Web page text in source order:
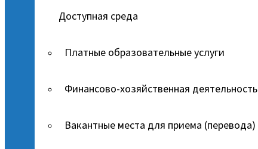
Доступная среда
Платные образовательные услуги
Финансово-хозяйственная деятельность
Вакантные места для приема (перевода)